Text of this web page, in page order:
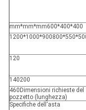
mm*mm*mm600*400*400
1200*1000*900
120
140200
460 Dimensioni richieste del
pozzetto (lunghezza)
Specifiche dell'asta